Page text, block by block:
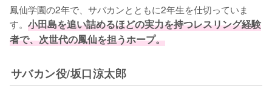
鳳仙学園の2年で、サバカンとともに2年生を仕切っていま
す。 小田島を追い詰めるほどの実力を持つレスリング経験
者で、次世代の鳳仙を担うホープ。
サバカン役/坂口涼太郎